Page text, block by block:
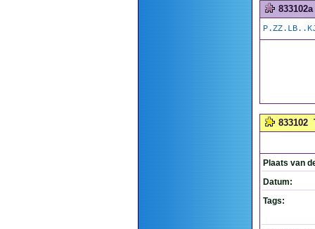
833102a
833102
Plaats van
Datum:
Tags: